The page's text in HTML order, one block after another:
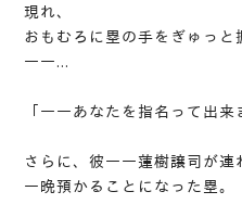
現れ、
おもむろに塁の手をぎゅっ
――…
「――あなたを指名って出来
さらに、彼――蓮樹譲司が連
一晩預かることになった塁。